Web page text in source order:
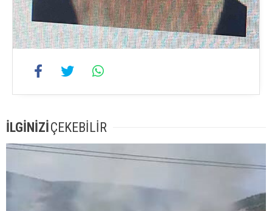
İLGİNİZİÇEKEBİLİR